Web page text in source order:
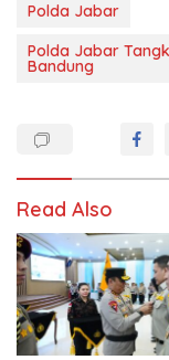
Polda Jabar
Polda Jabar
Bandung
Read Also